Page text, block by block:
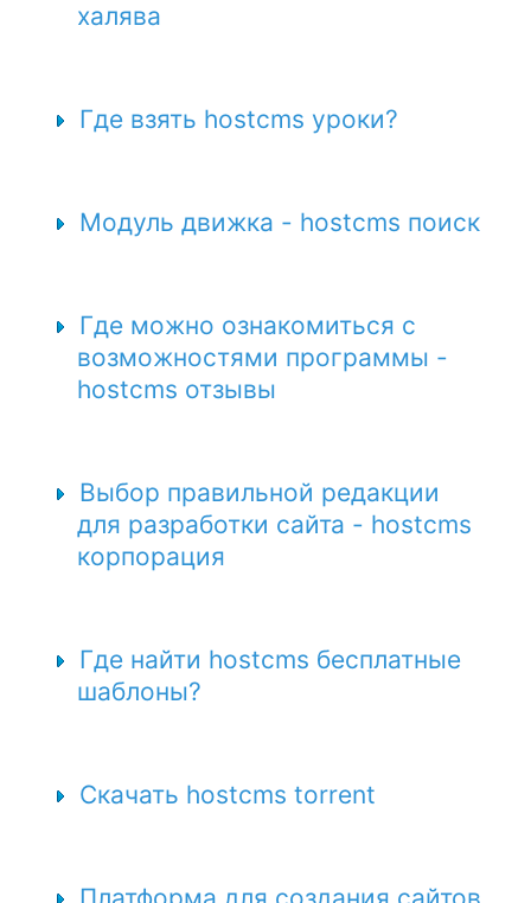
халява
Где взять hostcms уроки?
Модуль движка - hostcms поиск
Где можно ознакомиться с
возможностями программы -
hostcms отзывы
Выбор правильной редакции
для разработки сайта - hostcms
корпорация
Где найти hostcms бесплатные
шаблоны?
Скачать hostcms torrent